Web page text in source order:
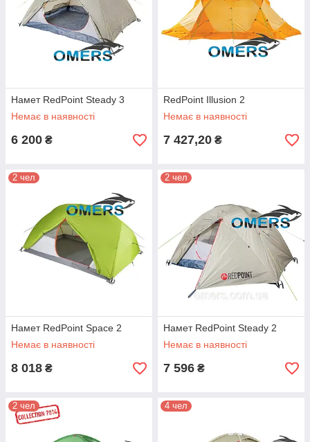
Намет RedPoint Steady 3
Немає в наявності
6 200 ₴
RedPoint Illusion 2
Немає в наявності
7 427,20 ₴
2 чел
Намет RedPoint Space 2
Немає в наявності
8 018 ₴
2 чел
Намет RedPoint Steady 2
Немає в наявності
7 596 ₴
2 чел 4 чел